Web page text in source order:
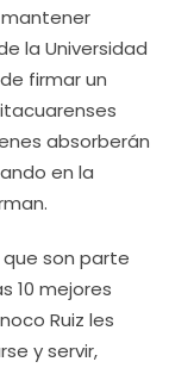
la Universidad
firmar un
absorberán
en la
son parte
10 mejores
Ruiz les
y servir,